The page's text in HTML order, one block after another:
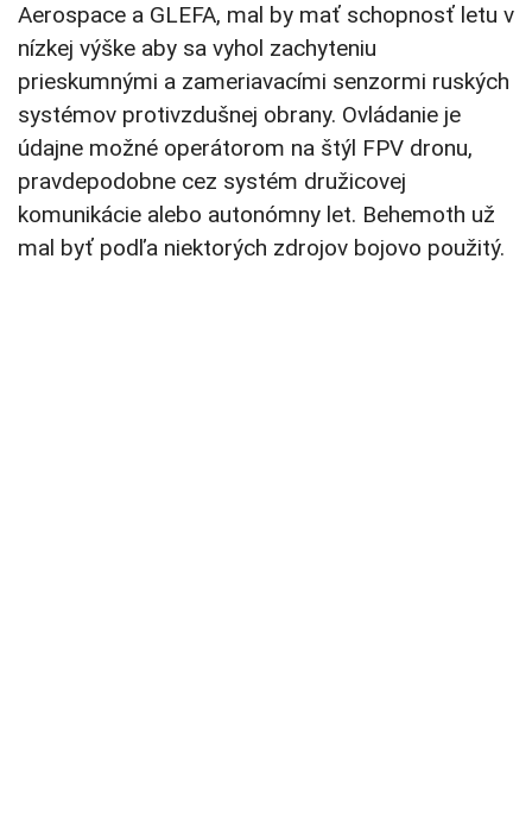
Aerospace a GLEFA, mal by mať schopnosť letu v
nízkej výške aby sa vyhol zachyteniu
prieskumnými a zameriavacími senzormi ruských
systémov protivzdušnej obrany. Ovládanie je
údajne možné operátorom na štýl FPV dronu,
pravdepodobne cez systém družicovej
komunikácie alebo autonómny let. Behemoth už
mal byť podľa niektorých zdrojov bojovo použitý.